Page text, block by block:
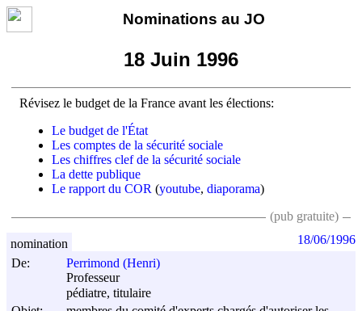
Nominations au JO
18 Juin 1996
Révisez le budget de la France avant les élections:
Le budget de l'État
Les comptes de la sécurité sociale
Les chiffres clef de la sécurité sociale
La dette publique
Le rapport du COR (youtube, diaporama)
(pub gratuite)
De:
Perrimond (Henri)
Professeur
pédiatre, titulaire
nomination 18/06/1996